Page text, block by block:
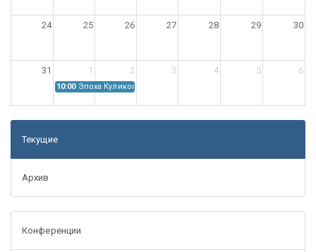
24 25 26 27 28 29 30
31 1 2 3 4 5 6
10:00 Эпоха Куликовской битвы: Проблемы источниковедения
Текущие
Архив
Конференции